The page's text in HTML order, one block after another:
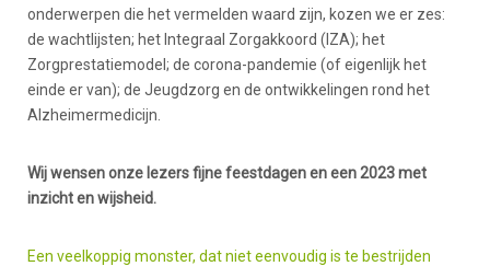
onderwerpen die het vermelden waard zijn, kozen we er zes:
de wachtlijsten; het Integraal Zorgakkoord (IZA); het
Zorgprestatiemodel; de corona-pandemie (of eigenlijk het
einde er van); de Jeugdzorg en de ontwikkelingen rond het
Alzheimermedicijn.
Wij wensen onze lezers fijne feestdagen en een 2023 met
inzicht en wijsheid.
Een veelkoppig monster, dat niet eenvoudig is te bestrijden